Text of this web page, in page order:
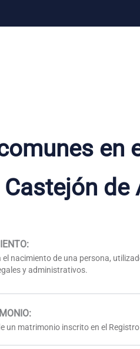
en
de
:
nacimiento de una persona,
y administrativos.
un matrimonio inscrito en el Registro